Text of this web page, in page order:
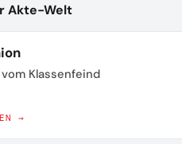
Akte-Welt
Klassenfeind
→